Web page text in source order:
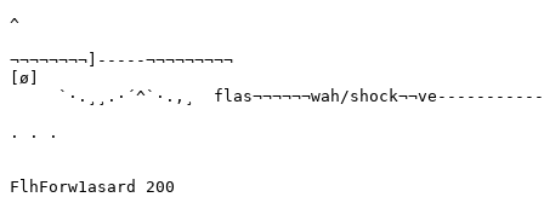
^
¬¬¬¬¬¬¬¬]-----¬¬¬¬¬¬¬¬¬
[ø]
`·.¸¸.·´^`·.,¸  flas¬¬¬¬¬¬wah/
. . .
FlhForw1asard 200